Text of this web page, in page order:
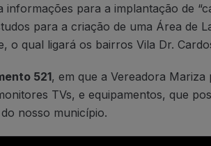
informações para a implantação de
para a criação de uma Área de
qual ligará os bairros Vila Dr.
521, em que a Vereadora
TVs, e equipamentos, que
nosso município.